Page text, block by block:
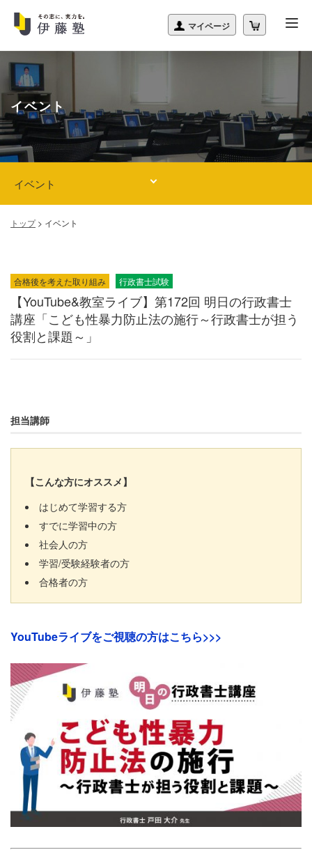
イベント
イベント
トップ> イベント
合格後を考えた取り組み 行政書士試験
【YouTube&教室ライブ】第172回 明日の行政書士
講座「こども性暴力防止法の施行～行政書士が担う
役割と課題～」
担当講師
【こんな方にオススメ】
はじめて学習する方
すでに学習中の方
社会人の方
学習/受験経験者の方
合格者の方
YouTubeライブをご視聴の方はこちら>>>